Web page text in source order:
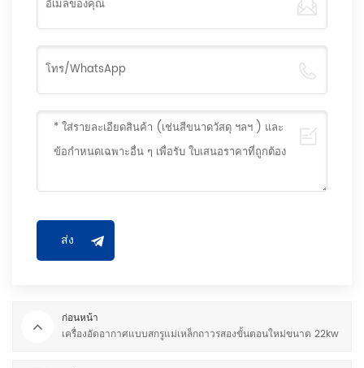
ก่อนหน้า
เครื่องอัดอากาศแบบสกรูแม่เหล็กถาวรสองขั้นตอนใหม่ขนาด 22kw